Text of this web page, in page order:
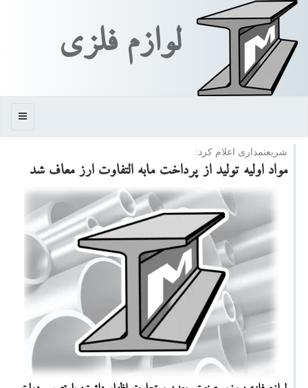
لوازم فلزی
منو
شریعتمداری اعلام كرد:
مواد اولیه تولید از پرداخت مابه التفاوت ارز معاف شد